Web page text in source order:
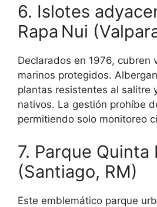
6. Islotes
Rapa Nui
Declarados en 1976, cubren
marinos protegidos.
plantas resistentes al salitre
nativos. La gestión prohíbe
permitiendo solo monitoreo
7. Parque Quinta
(Santiago, RM)
Este emblemático parque